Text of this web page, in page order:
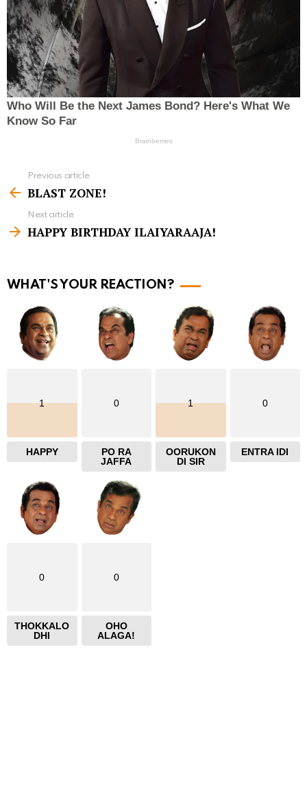
e
m
r
Previous article
BLAST ZONE!
Next article
HAPPY BIRTHDAY ILAIYARAAJA!
WHAT'S YOUR REACTION?
1
HAPPY
0
PO RA
JAFFA
1
OORUKON
DI SIR
0
ENTRA IDI
0
THOKKALO
DHI
0
OHO
ALAGA!